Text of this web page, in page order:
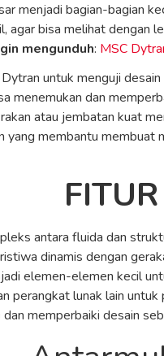
menjadi bagian-bagian
bisa melihat dengan
mengunduh: MSC
untuk menguji
menemukan dan
atau jembatan kuat
yang membantu
FITUR
antara fluida dan
dinamis dengan
elemen-elemen kecil
perangkat lunak lain
memperbaiki desain